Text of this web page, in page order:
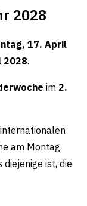
2028
17. April
2028.
im 2.
am Montag
diejenige ist, die